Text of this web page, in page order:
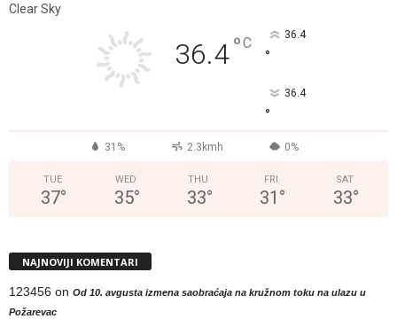
Clear Sky
36.4°C 36.4
°
36.4
°
31% 2.3kmh 0%
TUE
37°
WED
35°
THU
33°
FRI
31 °
SAT
33°
NAJNOVIJI KOMENTARI
123456 on Od 10. avgusta izmena saobraćaja na kružnom toku na ulazu u
Požarevac